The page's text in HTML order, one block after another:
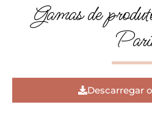
Gamas de
Descarregar